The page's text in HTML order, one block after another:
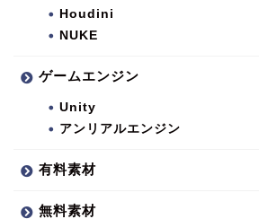
Houdini
NUKE
ゲームエンジン
Unity
アンリアルエンジン
有料素材
無料素材